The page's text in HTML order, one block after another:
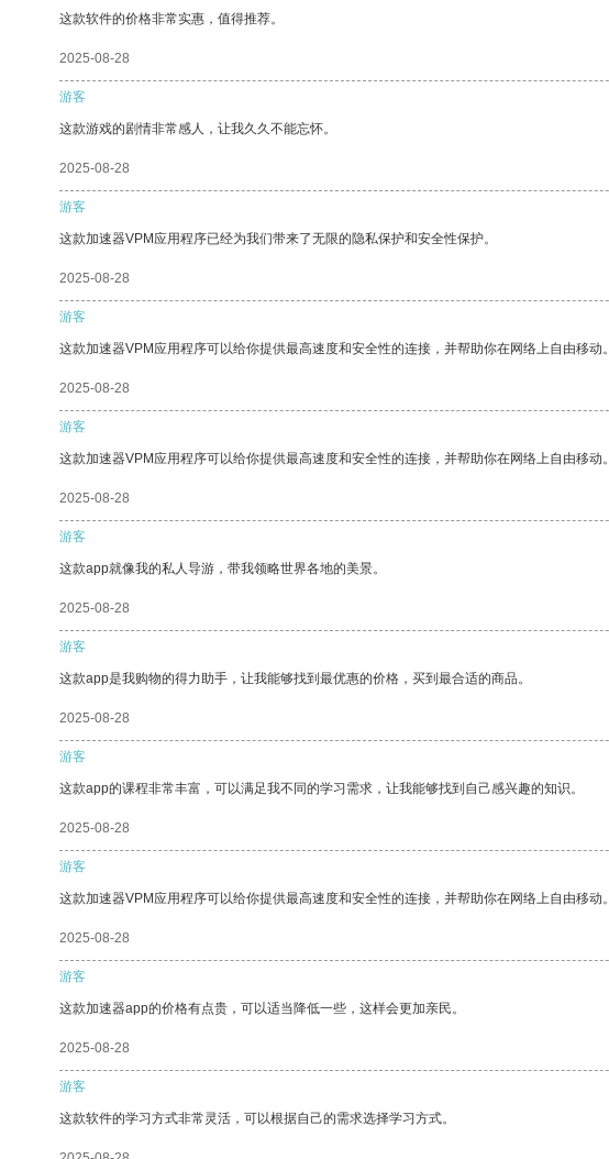
这款软件的价格非常实惠，值得推荐。
2025-08-28
游客
这款游戏的剧情非常感人，让我久久不能忘怀。
2025-08-28
游客
这款加速器VPM应用程序已经为我们带来了无限的隐私保护和安全性保护。
2025-08-28
游客
这款加速器VPM应用程序可以给你提供最高速度和安全性的连接，并帮助你在网络上自由移动。
2025-08-28
游客
这款加速器VPM应用程序可以给你提供最高速度和安全性的连接，并帮助你在网络上自由移动。
2025-08-28
游客
这款app就像我的私人导游，带我领略世界各地的美景。
2025-08-28
游客
这款app是我购物的得力助手，让我能够找到最优惠的价格，买到最合适的商品。
2025-08-28
游客
这款app的课程非常丰富，可以满足我不同的学习需求，让我能够找到自己感兴趣的知识。
2025-08-28
游客
这款加速器VPM应用程序可以给你提供最高速度和安全性的连接，并帮助你在网络上自由移动。
2025-08-28
游客
这款加速器app的价格有点贵，可以适当降低一些，这样会更加亲民。
2025-08-28
游客
这款软件的学习方式非常灵活，可以根据自己的需求选择学习方式。